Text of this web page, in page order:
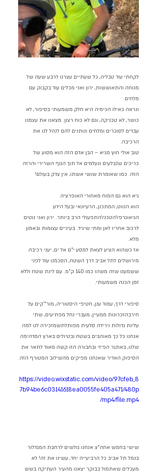
לקחתי עוד טבליה, כל שעתיים עצרנו לרבע שעה של
מנוחה והתאוששות, ירון ואני מכלים עוד בקבוק עם
מלחים
ונראה כאילו הכימיה היא חלק משמעותי בסיפור, לא
כושר, לא טכניקה, וגם לא כוח רצון. מצאנו את עצמנו
עבדים לסוכרים ומלחים ונותנים להם לנהל לנו את
הרכיבה.
טוב אולי חוץ מגיא – הבן אדם הזה הוא מסוע של
כריכים שנבלעים ונעלמים אל תוך הגוף השרירי והרזה
הזה. כמו שאומרת שושי אשתו, אין צדק בעולם!
גיא הוא גם המוח מאחורי האופרציה
הוא הנווט, המתכנן, הרעיונאי ובעל הידע
הגיאוגרפי\הטכני\התפעולי הרב ביותר. ירון ואני נוטים
לרכוב אחריו לאן ומתי שיגיד. בעיניים עצומות ובאמון
מלא.
אז כשהוא הציע לצאת למסע י"ם אל ים, יעני רכיבה
מירושלים לתל אביב דרך השטח, הסכמנו עוד לפני
ששמענו שזה משהו כמו 140 ק"מ. עם לינת שטח וללא
זמן הכנה משמעותי.
סיפורי דרך, עמוד ענן, חטיפי היסטוריה, מור"'קים על
חירבהזכרונות ממעיין, מעברי נחל מפתיעים, שתי
עליות גדולות וירידה סלעית מפותלתשמזכירה לנו למה
אנחנו כל כך מאוהבים בשטח ובטיולים בארץ המדהימה
שלנו, באתגר הפיזי ובחבורה הזו קשה מאוד לתאר את
הסיפוק האדיר שאנחנו מפיקים מהשילוב המטורף הזה.
https://video.wixstatic.com/video/97cfeb_8
7b94be6c03141618ea0055fe405a471/480p
/mp4/file.mp4
שישי בחמש אחה"צ אנחנו גולשים לרחבת המגדלור
בנמל תל אביב כל הרביעייה יחד, עשינו את זה! לא
מעכלים שאתמול בבוקר יצאנו מהעיר העתיקה בשש